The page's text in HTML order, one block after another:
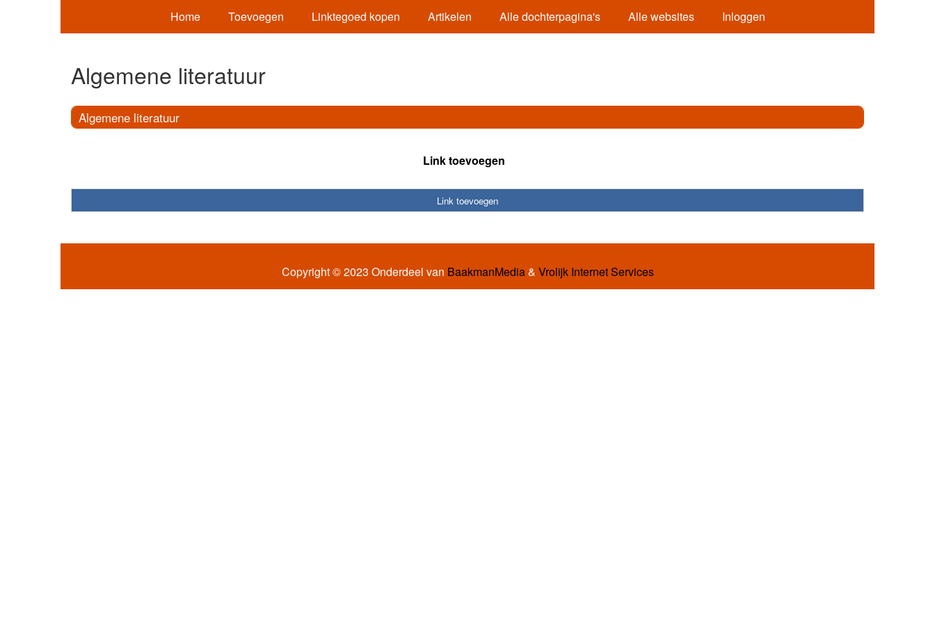
Home Toevoegen Linktegoed kopen Artikelen Alle dochterpagina's Alle websites Inloggen
Algemene literatuur
Algemene literatuur
Link toevoegen
Link toevoegen
Copyright © 2023 Onderdeel van BaakmanMedia& Vrolijk Internet Services